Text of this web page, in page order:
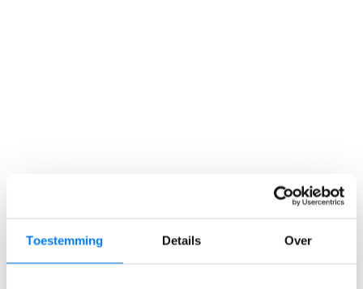
Toestemming Details Over